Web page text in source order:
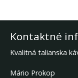
Kontaktné
Kvalitná talianska
Mário Prokop